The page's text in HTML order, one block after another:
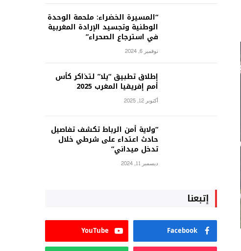
“المسيرة الخضراء: ملحمة الوحدة
الوطنية وتجسيد الإرادة المغربية
في استرجاع الصحراء”
نوفمبر 6, 2024
إطلاق تطبيق “يلا” لتذاكر كأس
أمم إفريقيا المغرب 2025
أكتوبر 12, 2025
“ولاية أمن الرباط تكشف تفاصيل
حادث اعتداء على شرطي خلال
تدخل ميداني”
ديسمبر 11, 2024
إتبعنا
Facebook
YouTube